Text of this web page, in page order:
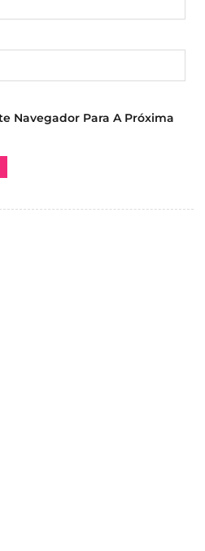
Navegador Para A Próxima